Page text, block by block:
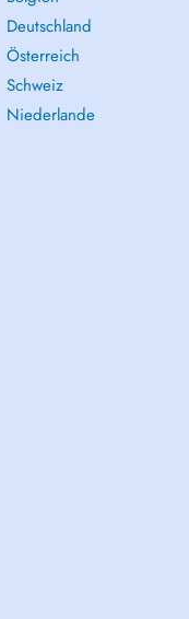
Deutschland
Österreich
Schweiz
Niederlande